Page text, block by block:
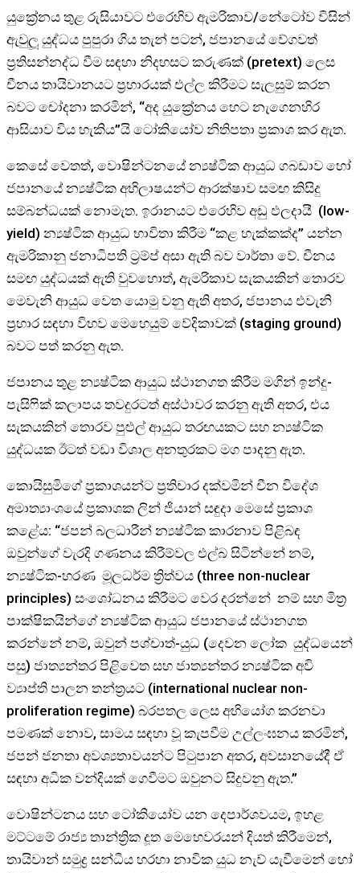
යුක්‍රේනය තුළ රුසියාවට එරෙහිව ඇමරිකාව/නේටෝව විසින්
ඇවුලූ යුද්ධය පුපුරා ගිය තැන් පටන්, ජපානයේ වේගවත්
ප්‍රතිසන්නද්ධ වීම සඳහා නිදහසට කරුණක් (pretext) ලෙස
චීනය තායිවානයට ප්‍රහාරයක් එල්ල කිරීමට සැලසුම් කරන
බවට චෝදනා කරමින්, “අද යුක්‍රේනය හෙට නැගෙනහිර
ආසියාව විය හැකිය”යි ටෝකියෝව නිතිපතා ප්‍රකාශ කර ඇත.
කෙසේ වෙතත්, වොෂින්ටනයේ න්‍යෂ්ටික ආයුධ ගබඩාව හෝ
ජපානයේ න්‍යෂ්ටික අභිලාෂයන්ට ආරක්ෂාව සමඟ කිසිදු
සම්බන්ධයක් නොමැත. ඉරානයට එරෙහිව අඩු ඵලදායී (low-
yield) න්‍යෂ්ටික ආයුධ භාවිතා කිරීම “කළ හැක්කක්ද” යන්න
ඇමරිකානු ජනාධිපති ට්‍රම්ප් අසා ඇති බව වාර්තා වේ. චීනය
සමඟ යුද්ධයක් ඇති වුවහොත්, ඇමරිකාව සැකයකින් තොරව
මෙවැනි ආයුධ වෙත යොමු වනු ඇති අතර, ජපානය එවැනි
ප්‍රහාර සඳහා විභව මෙහෙයුම් වේදිකාවක් (staging ground)
බවට පත් කරනු ඇත.
ජපානය තුළ න්‍යෂ්ටික ආයුධ ස්ථානගත කිරීම මගින් ඉන්දු-
පැසිෆික් කලාපය තවදුරටත් අස්ථාවර කරනු ඇති අතර, එය
සැකයකින් තොරව පුළුල් ආයුධ තරඟයකට සහ න්‍යෂ්ටික
යුද්ධයක ඊටත් වඩා විශාල අනතුරකට මග පාදනු ඇත.
කොයිසුමිගේ ප්‍රකාශයන්ට ප්‍රතිචාර දක්වමින් චීන විදේශ
අමාත්‍යාංශයේ ප්‍රකාශක ලින් ජියාන් සඳුදා මෙසේ ප්‍රකාශ
කළේය: “ජපන් බලධාරීන් න්‍යෂ්ටික කාරනාව පිළිබඳ
ඔවුන්ගේ වැරදි ගණනය කිරීම්වල එල්බ සිටින්නේ නම්,
න්‍යෂ්ටික-හරණ මූලධර්ම ත්‍රිත්වය (three non-nuclear
principles) සංශෝධනය කිරීමට වෙර දරන්නේ නම් සහ මිත්‍ර
පාක්ෂිකයින්ගේ න්‍යෂ්ටික ආයුධ ජපානයේ ස්ථානගත
කරන්නේ නම්, ඔවුන් පශ්චාත්-යුධ (දෙවන ලෝක යුද්ධයෙන්
පසු) ජාත්‍යන්තර පිළිවෙත සහ ජාත්‍යන්තර න්‍යෂ්ටික අවි
ව්‍යාප්ති පාලන තන්ත්‍රයට (international nuclear non-
proliferation regime) බරපතල ලෙස අභියෝග කරනවා
පමණක් නොව, සාමය සඳහා වූ කැපවීම උල්ලංඝනය කරමින්,
ජපන් ජනතා අවශ්‍යතාවයන්ට පිටුපාන අතර, අවසානයේදී ඒ
සඳහා අධික වන්දියක් ගෙවීමට ඔවුනට සිදුවනු ඇත.”
වොෂින්ටනය සහ ටෝකියෝව යන දෙපාර්ශවයම, ඉහළ
මට්ටමේ රාජ්‍ය තාන්ත්‍රික දූත මෙහෙවරයන් දියත් කිරීමෙන්,
තායිවාන් සමුද්‍ර සන්ධිය හරහා නාවික යුධ නැව් යැවීමෙන් හෝ